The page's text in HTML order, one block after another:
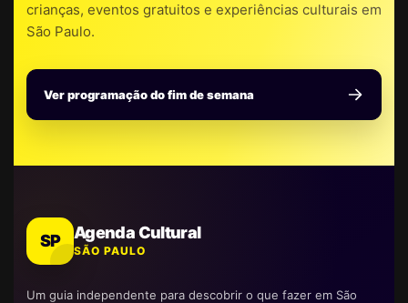
crianças, eventos gratuitos e experiências culturais em
São Paulo.
Ver programação do fim de semana
SP Agenda Cultural
SÃO PAULO
Um guia independente para descobrir o que fazer em São